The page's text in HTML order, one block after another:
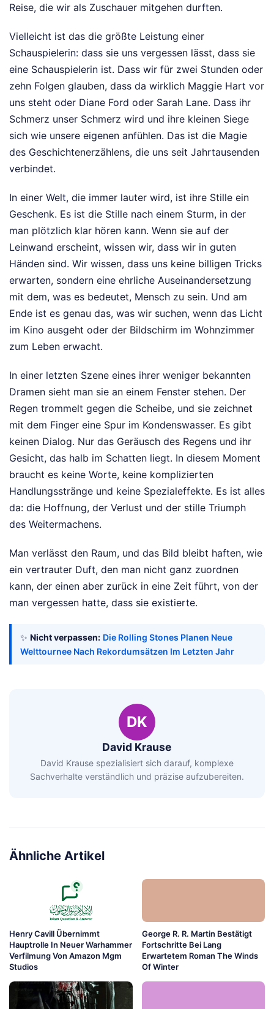
Reise, die wir als Zuschauer mitgehen durften.
Vielleicht ist das die größte Leistung einer
Schauspielerin: dass sie uns vergessen lässt, dass sie
eine Schauspielerin ist. Dass wir für zwei Stunden oder
zehn Folgen glauben, dass da wirklich Maggie Hart vor
uns steht oder Diane Ford oder Sarah Lane. Dass ihr
Schmerz unser Schmerz wird und ihre kleinen Siege
sich wie unsere eigenen anfühlen. Das ist die Magie
des Geschichtenerzählens, die uns seit Jahrtausenden
verbindet.
In einer Welt, die immer lauter wird, ist ihre Stille ein
Geschenk. Es ist die Stille nach einem Sturm, in der
man plötzlich klar hören kann. Wenn sie auf der
Leinwand erscheint, wissen wir, dass wir in guten
Händen sind. Wir wissen, dass uns keine billigen Tricks
erwarten, sondern eine ehrliche Auseinandersetzung
mit dem, was es bedeutet, Mensch zu sein. Und am
Ende ist es genau das, was wir suchen, wenn das Licht
im Kino ausgeht oder der Bildschirm im Wohnzimmer
zum Leben erwacht.
In einer letzten Szene eines ihrer weniger bekannten
Dramen sieht man sie an einem Fenster stehen. Der
Regen trommelt gegen die Scheibe, und sie zeichnet
mit dem Finger eine Spur im Kondenswasser. Es gibt
keinen Dialog. Nur das Geräusch des Regens und ihr
Gesicht, das halb im Schatten liegt. In diesem Moment
braucht es keine Worte, keine komplizierten
Handlungsstränge und keine Spezialeffekte. Es ist alles
da: die Hoffnung, der Verlust und der stille Triumph
des Weitermachens.
Man verlässt den Raum, und das Bild bleibt haften, wie
ein vertrauter Duft, den man nicht ganz zuordnen
kann, der einen aber zurück in eine Zeit führt, von der
man vergessen hatte, dass sie existierte.
✨ Nicht verpassen: Die Rolling Stones Planen Neue
Welttournee Nach Rekordumsätzen Im Letzten Jahr
DK
David Krause
David Krause spezialisiert sich darauf, komplexe
Sachverhalte verständlich und präzise aufzubereiten.
Ähnliche Artikel
Henry Cavill Übernimmt
Hauptrolle In Neuer Warhammer
Verfilmung Von Amazon Mgm
Studios
George R. R. Martin Bestätigt
Fortschritte Bei Lang
Erwartetem Roman The Winds
Of Winter